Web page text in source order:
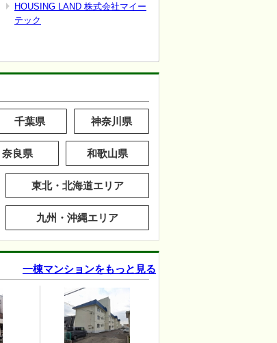
HOUSING LAND 株式会社マイー
テック
千葉県 神奈川県
奈良県 和歌山県
東北・北海道エリア
九州・沖縄エリア
一棟マンションをもっと見る